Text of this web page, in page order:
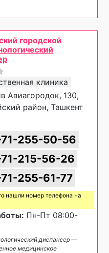
городской
клиника
Авиагородок, 130,
район, Ташкент
255-50-56
215-56-26
255-61-77
нашли номер телефона на
Пн-Пт 08:00-
диспансер —
медицинское